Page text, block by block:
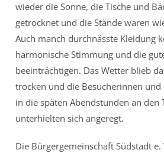
wieder die Sonne, die Tische und
getrocknet und die Stände waren
Auch manch durchnässte Kleidung
harmonische Stimmung und die
beeinträchtigen. Das Wetter blieb
trocken und die Besucherinnen und
in die späten Abendstunden an den
unterhielten sich angeregt.
Die Bürgergemeinschaft Südstadt